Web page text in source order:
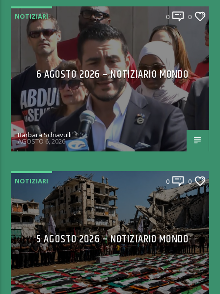
NOTIZIARI 0 0
6 AGOSTO 2026 – NOTIZIARIO MONDO
Barbara Schiavulli
AGOSTO 6, 2026
NOTIZIARI 0 0
5 AGOSTO 2026 – NOTIZIARIO MONDO